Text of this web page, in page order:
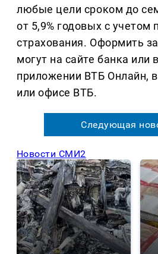
любые цели сроком до
от 5,9% годовых с учетом
страхования. Оформить
могут на сайте банка или
приложении ВТБ Онлайн,
или офисе ВТБ.
Следующая
Новости СМИ2